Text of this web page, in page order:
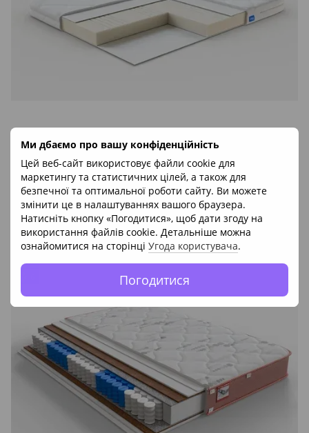
Ми дбаємо про вашу конфіденційність
Цей веб-сайт використовує файли cookie для
маркетингу та статистичних цілей, а також для
безпечної та оптимальної роботи сайту. Ви можете
змінити це в налаштуваннях вашого браузера.
Натисніть кнопку «Погодитися», щоб дати згоду на
використання файлів cookie. Детальніше можна
ознайомитися на сторінці Угода користувача.
Погодитися
EGO - ортопедичний матрац ULTIMA SLEEP
8 972 грн 12 817 грн
Акції
−30%
8